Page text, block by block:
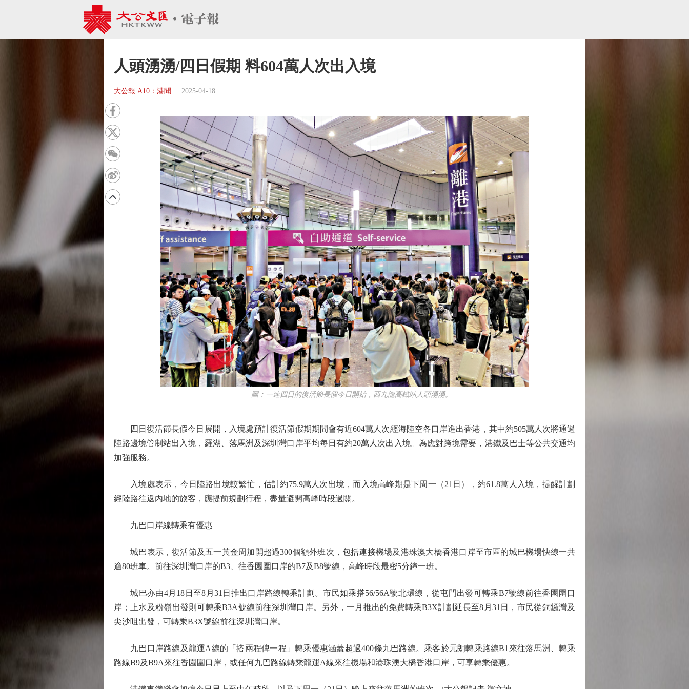
人頭湧湧/四日假期 料604萬人次出入境
大公報 A10：港聞 2025-04-18
圖：一連四日的復活節長假今日開始，西九龍高鐵站人頭湧湧。
四日復活節長假今日展開，入境處預計復活節假期期間會有近604萬人次經海陸空各口岸進出香港，其中約505萬人次將通過
陸路邊境管制站出入境，羅湖、落馬洲及深圳灣口岸平均每日有約20萬人次出入境。為應對跨境需要，港鐵及巴士等公共交通均
加強服務。
入境處表示，今日陸路出境較繁忙，估計約75.9萬人次出境，而入境高峰期是下周一（21日），約61.8萬人入境，提醒計劃
經陸路往返內地的旅客，應提前規劃行程，盡量避開高峰時段過關。
九巴口岸線轉乘有優惠
城巴表示，復活節及五一黃金周加開超過300個額外班次，包括連接機場及港珠澳大橋香港口岸至市區的城巴機場快線一共
逾80班車。前往深圳灣口岸的B3、往香園圍口岸的B7及B8號線，高峰時段最密5分鐘一班。
城巴亦由4月18日至8月31日推出口岸路線轉乘計劃。市民如乘搭56/56A號北環線，從屯門出發可轉乘B7號線前往香園圍口
岸；上水及粉嶺出發則可轉乘B3A號線前往深圳灣口岸。另外，一月推出的免費轉乘B3X計劃延長至8月31日，市民從銅鑼灣及
尖沙咀出發，可轉乘B3X號線前往深圳灣口岸。
九巴口岸路線及龍運A線的「搭兩程俾一程」轉乘優惠涵蓋超過400條九巴路線。乘客於元朗轉乘路線B1來往落馬洲、轉乘
路線B9及B9A來往香園圍口岸，或任何九巴路線轉乘龍運A線來往機場和港珠澳大橋香港口岸，可享轉乘優惠。